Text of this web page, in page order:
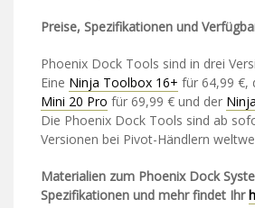
Preise, Spezifikationen und
Phoenix Dock Tools sind in drei
Eine Ninja Toolbox 16+ für 64,99 €,
Mini 20 Pro für 69,99 € und der
Die Phoenix Dock Tools sind ab
Versionen bei Pivot-Händlern
Materialien zum Phoenix Dock
Spezifikationen und mehr findet Ihr